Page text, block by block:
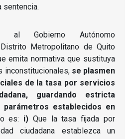
sentencia.
al Gobierno Autónomo
Metropolitano de Quito
emita normativa que sustituya
inconstitucionales, se plasmen
de la tasa por servicios
guardando estricta
establecidos en
es: i) Que la tasa fijada por
ciudadana establezca un